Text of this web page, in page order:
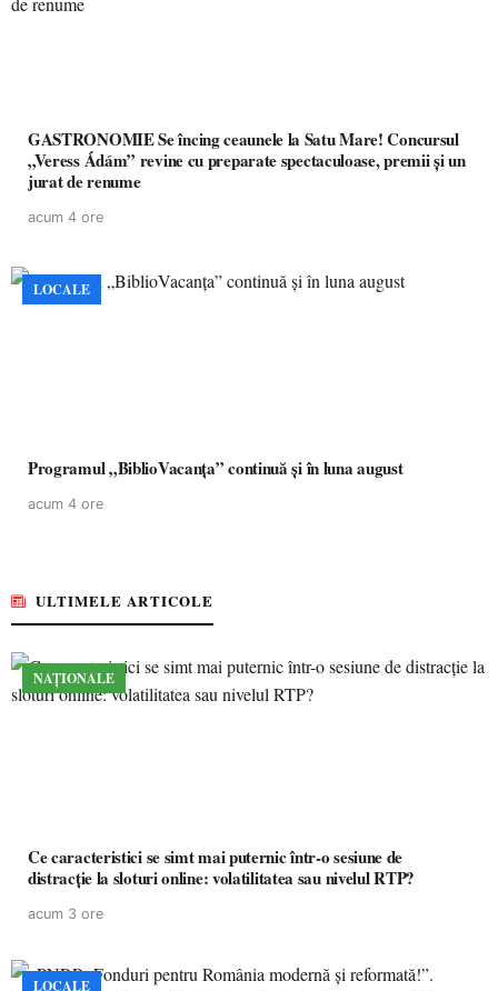
GASTRONOMIE Se încing ceaunele la Satu Mare! Concursul
„Veress Ádám” revine cu preparate spectaculoase, premii și un
jurat de renume
acum 4 ore
LOCALE
Programul „BiblioVacanța” continuă și în luna august
acum 4 ore
ULTIMELE ARTICOLE
NAȚIONALE
Ce caracteristici se simt mai puternic într-o sesiune de
distracție la sloturi online: volatilitatea sau nivelul RTP?
acum 3 ore
LOCALE